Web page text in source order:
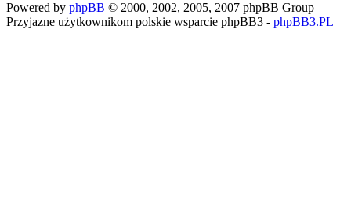
Powered by phpBB © 2000, 2002, 2005, 2007 phpBB Group
Przyjazne użytkownikom polskie wsparcie phpBB3 - phpBB3.PL